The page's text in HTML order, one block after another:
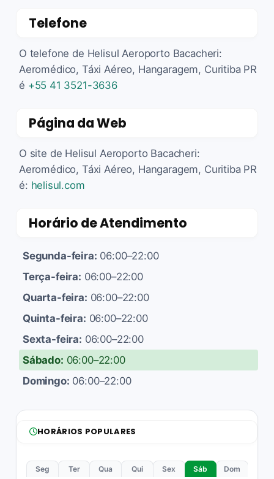
Telefone
O telefone de Helisul Aeroporto Bacacheri:
Aeromédico, Táxi Aéreo, Hangaragem, Curitiba PR
é +55 41 3521-3636
Página da Web
O site de Helisul Aeroporto Bacacheri:
Aeromédico, Táxi Aéreo, Hangaragem, Curitiba PR
é: helisul.com
Horário de Atendimento
Segunda-feira: 06:00–22:00
Terça-feira: 06:00–22:00
Quarta-feira: 06:00–22:00
Quinta-feira: 06:00–22:00
Sexta-feira: 06:00–22:00
Sábado: 06:00–22:00
Domingo: 06:00–22:00
HORÁRIOS POPULARES
Seg Ter Qua Qui Sex Sáb Dom